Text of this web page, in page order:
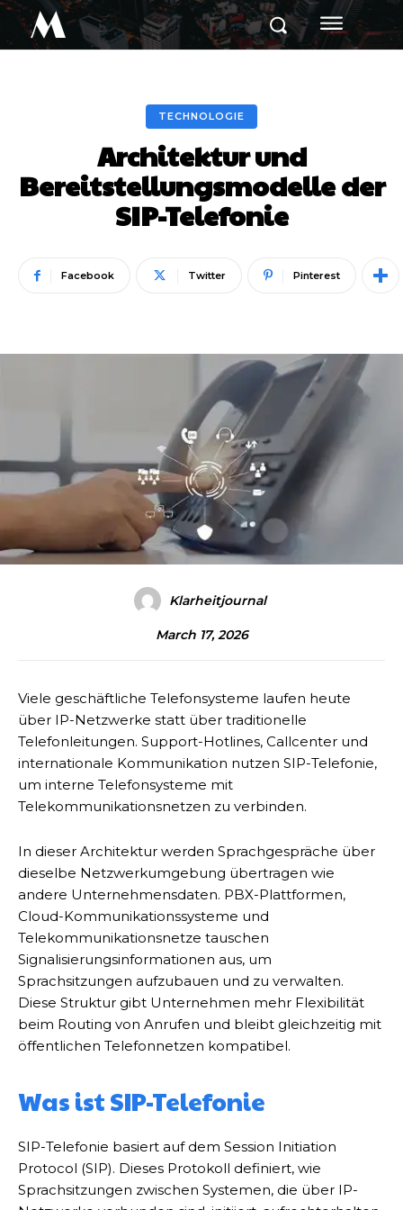
M
TECHNOLOGIE
Architektur und
Bereitstellungsmodelle der
SIP-Telefonie
Facebook Twitter Pinterest
Klarheitjournal
March 17, 2026
Viele geschäftliche Telefonsysteme laufen heute
über IP-Netzwerke statt über traditionelle
Telefonleitungen. Support-Hotlines, Callcenter und
internationale Kommunikation nutzen SIP-Telefonie,
um interne Telefonsysteme mit
Telekommunikationsnetzen zu verbinden.
In dieser Architektur werden Sprachgespräche über
dieselbe Netzwerkumgebung übertragen wie
andere Unternehmensdaten. PBX-Plattformen,
Cloud-Kommunikationssysteme und
Telekommunikationsnetze tauschen
Signalisierungsinformationen aus, um
Sprachsitzungen aufzubauen und zu verwalten.
Diese Struktur gibt Unternehmen mehr Flexibilität
beim Routing von Anrufen und bleibt gleichzeitig mit
öffentlichen Telefonnetzen kompatibel.
Was ist SIP-Telefonie
SIP-Telefonie basiert auf dem Session Initiation
Protocol (SIP). Dieses Protokoll definiert, wie
Sprachsitzungen zwischen Systemen, die über IP-